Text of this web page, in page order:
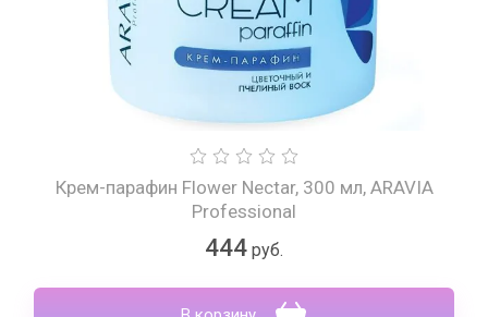
Крем-парафин Flower Nectar, 300 мл, ARAVIA
Professional
444 руб.